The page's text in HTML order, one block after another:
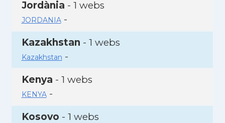
Jordània - 1 webs
JORDANIA-
Kazakhstan - 1 webs
Kazakhstan -
Kenya - 1 webs
KENYA-
Kosovo - 1 webs